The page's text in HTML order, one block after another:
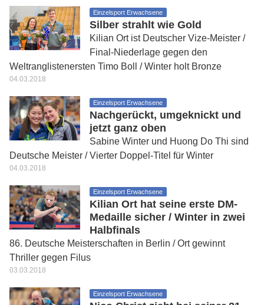
Einzelsport Erwachsene
Silber strahlt wie Gold
Kilian Ort ist Deutscher Vize-Meister /
Final-Niederlage gegen den
Weltranglistenersten Timo Boll / Winter holt Bronze
04.03.2018
Einzelsport Erwachsene
Nachgerückt, umgeknickt und
jetzt ganz oben
Sabine Winter und Huong Do Thi sind
Deutsche Meister / Vierter Doppel-Titel für Winter
04.03.2018
Einzelsport Erwachsene
Kilian Ort hat seine erste DM-
Medaille sicher / Winter in zwei
Halbfinals
86. Deutsche Meisterschaften in Berlin / Ort gewinnt
Thriller gegen Filus
03.03.2018
Einzelsport Erwachsene